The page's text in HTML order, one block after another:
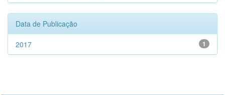
Data de Publicação
1
2017